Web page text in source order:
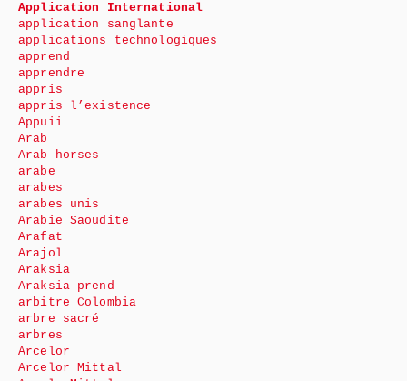
Application International
application sanglante
applications technologiques
apprend
apprendre
appris
appris l’existence
Appuii
Arab
Arab horses
arabe
arabes
arabes unis
Arabie Saoudite
Arafat
Arajol
Araksia
Araksia prend
arbitre Colombia
arbre sacré
arbres
Arcelor
Arcelor Mittal